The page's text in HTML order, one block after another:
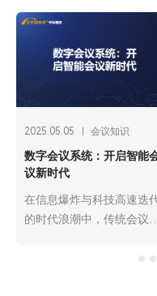
中控知识
中控主机的神奇效果！
技日新月异的今天，企
议室的升级改造已成为